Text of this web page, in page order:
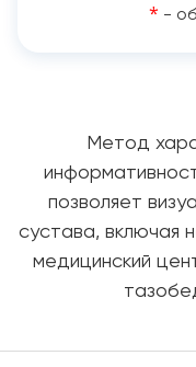
* -
Метод
позволяет
сустава, включая
медицинский